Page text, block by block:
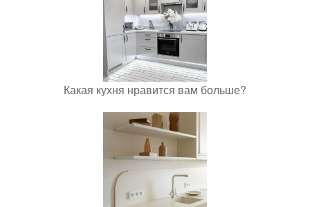
Какая кухня нравится вам больше?